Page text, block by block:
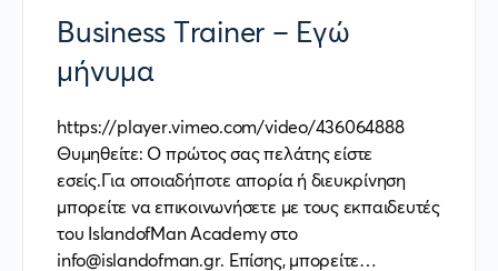
Business Trainer – Εγώ
μήνυμα
https://player.vimeo.com/video/436064888
Θυμηθείτε: Ο πρώτος σας πελάτης είστε
εσείς.Για οποιαδήποτε απορία ή διευκρίνηση
μπορείτε να επικοινωνήσετε με τους εκπαιδευτές
του IslandofMan Academy στο
info@islandofman.gr. Επίσης, μπορείτε…